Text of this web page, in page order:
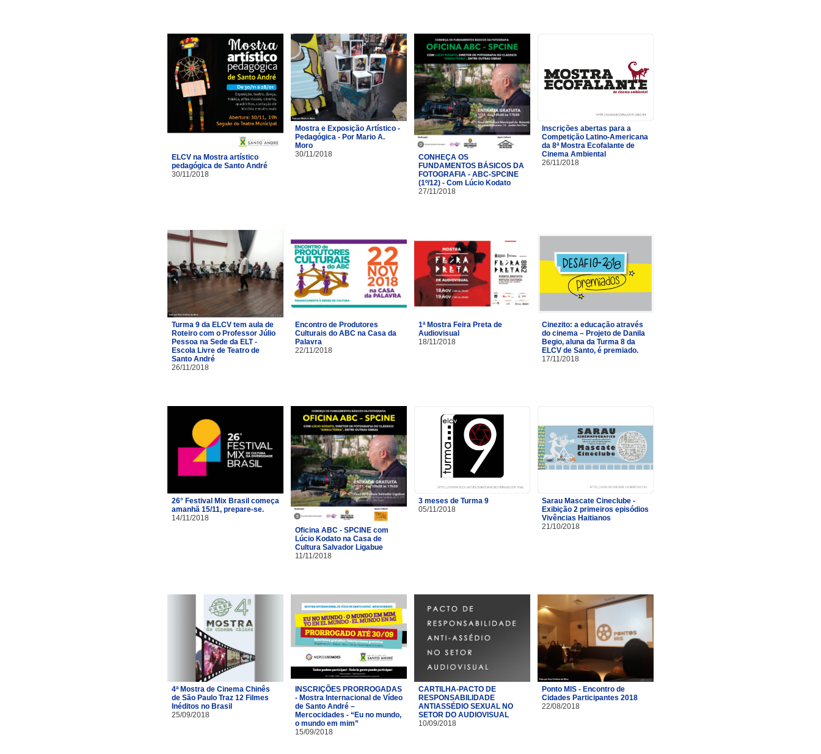
ELCV na Mostra artístico
pedagógica de Santo André
30/11/2018
Mostra e Exposição Artístico -
Pedagógica - Por Mario A.
Moro
30/11/2018
CONHEÇA OS
FUNDAMENTOS BÁSICOS DA
FOTOGRAFIA - ABC-SPCINE
(1º/12) - Com Lúcio Kodato
27/11/2018
Inscrições abertas para a
Competição Latino-Americana
da 8ª Mostra Ecofalante de
Cinema Ambiental
26/11/2018
Turma 9 da ELCV tem aula de
Roteiro com o Professor Júlio
Pessoa na Sede da ELT -
Escola Livre de Teatro de
Santo André
26/11/2018
Encontro de Produtores
Culturais do ABC na Casa da
Palavra
22/11/2018
1ª Mostra Feira Preta de
Audiovisual
18/11/2018
Cinezito: a educação através
do cinema – Projeto de Danila
Begio, aluna da Turma 8 da
ELCV de Santo, é premiado.
17/11/2018
26° Festival Mix Brasil começa
amanhã 15/11, prepare-se.
14/11/2018
Oficina ABC - SPCINE com
Lúcio Kodato na Casa de
Cultura Salvador Ligabue
11/11/2018
3 meses de Turma 9
05/11/2018
Sarau Mascate Cineclube -
Exibição 2 primeiros episódios
Vivências Haitianos
21/10/2018
4ª Mostra de Cinema Chinês
de São Paulo Traz 12 Filmes
Inéditos no Brasil
25/09/2018
INSCRIÇÕES PRORROGADAS
- Mostra Internacional de Vídeo
de Santo André –
Mercocidades - “Eu no mundo,
o mundo em mim”
15/09/2018
CARTILHA-PACTO DE
RESPONSABILIDADE
ANTIASSÉDIO SEXUAL NO
SETOR DO AUDIOVISUAL
10/09/2018
Ponto MIS - Encontro de
Cidades Participantes 2018
22/08/2018